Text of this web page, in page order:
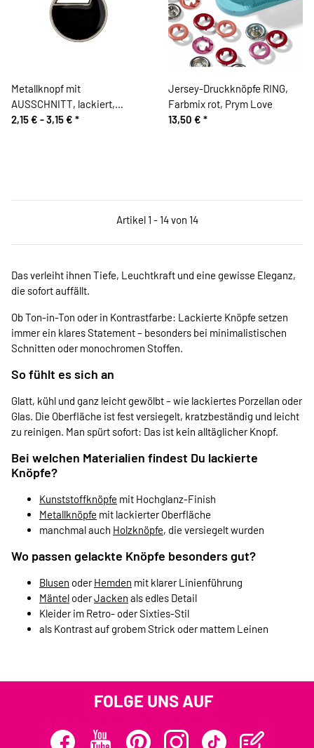
Metallknopf mit
AUSSCHNITT, lackiert,
schwarz
2,15 € -3,15 € *
Jersey-Druckknöpfe RING,
Farbmix rot, Prym Love
13,50 € *
Artikel 1 - 14 von 14
Das verleiht ihnen Tiefe, Leuchtkraft und eine gewisse Eleganz,
die sofort auffällt.
Ob Ton-in-Ton oder in Kontrastfarbe: Lackierte Knöpfe setzen
immer ein klares Statement – besonders bei minimalistischen
Schnitten oder monochromen Stoffen.
So fühlt es sich an
Glatt, kühl und ganz leicht gewölbt – wie lackiertes Porzellan oder
Glas. Die Oberfläche ist fest versiegelt, kratzbeständig und leicht
zu reinigen. Man spürt sofort: Das ist kein alltäglicher Knopf.
Bei welchen Materialien findest Du lackierte
Knöpfe?
Kunststoffknöpfe mit Hochglanz-Finish
Metallknöpfe mit lackierter Oberfläche
manchmal auch Holzknöpfe, die versiegelt wurden
Wo passen gelackte Knöpfe besonders gut?
Blusen oderHemden mit klarer Linienführung
Mäntel oderJacken als edles Detail
Kleider im Retro- oder Sixties-Stil
als Kontrast auf grobem Strick oder mattem Leinen
FOLGE UNS AUF